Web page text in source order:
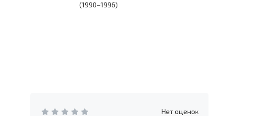
(1990–1996)
Нет оценок